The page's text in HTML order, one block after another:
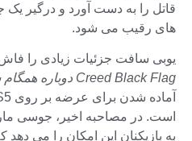
قاتل را به دست آورد و درگیر یک
های رقیب می شود.
یوبی سافت جزئیات زیادی را
Creed Black Flag دوباره همگام سازی شد
است. در مصاحبه اخیر، جوسی
به بازیکنان این امکان را می دهد